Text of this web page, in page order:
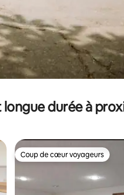
durée à
Coup de cœur voyageurs
Coup de cœur voyageurs